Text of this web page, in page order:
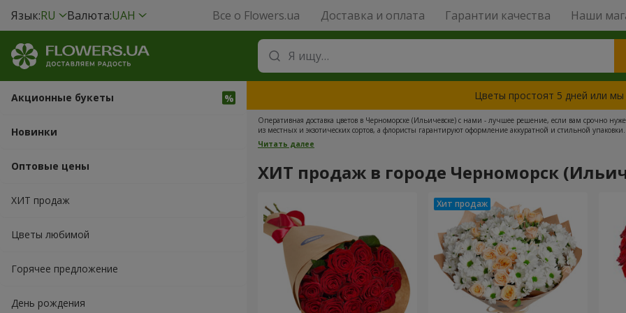
Язык:RU Валюта:UAH Все о Flowers.ua Доставка и оплата Гарантии качества Наши
Акционные букеты
Новинки
Оптовые цены
ХИТ продаж
Цветы любимой
Горячее предложение
День рождения
Цветы простоят 5 дней или мы
Оперативная доставка цветов в Черноморске (Ильичевске) с нами - лучшее решение, если вам срочно
из местных и экзотических сортов, а флористы гарантируют оформление аккуратной и стильной
курьер прибудет с цветами четко в срок. Наша компания имеет тысячи положительных отзывов от
конкуренции.
Читать далее
ХИТ продаж в городе Черноморск